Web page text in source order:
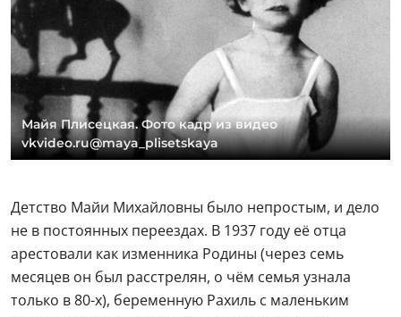
Майя Плисецкая. Фото кадр из видео
vkvideo.ru@maya_plisetskaya
Детство Майи Михайловны было непростым, и дело
не в постоянных переездах. В 1937 году её отца
арестовали как изменника Родины (через семь
месяцев он был расстрелян, о чём семья узнала
только в 80-х), беременную Рахиль с маленьким